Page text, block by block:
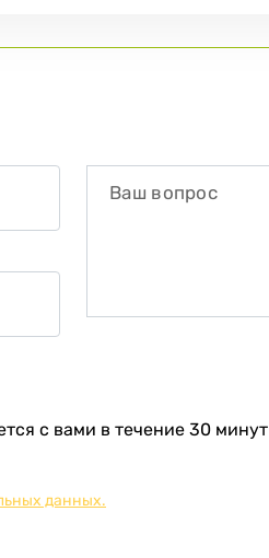
с вами в течение 30 минут
данных.